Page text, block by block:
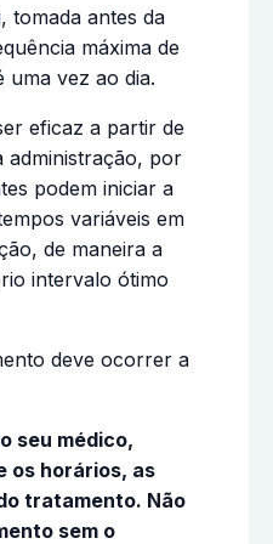
tomada antes da
máxima de
uma vez ao dia.
eficaz a partir de
administração, por
podem iniciar a
variáveis em
de maneira a
intervalo ótimo
deve ocorrer a
seu médico,
os horários, as
tratamento. Não
sem o